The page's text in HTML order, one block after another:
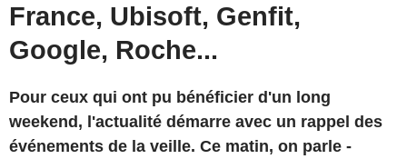
France, Ubisoft, Genfit,
Google, Roche...
Pour ceux qui ont pu bénéficier d'un long
weekend, l'actualité démarre avec un rappel des
événements de la veille. Ce matin, on parle -